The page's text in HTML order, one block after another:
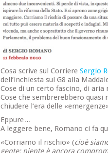
Cosa scrive sul Corriere Sergio
dell’inchiesta sul G8 alla
Cose di un certo fascino, di
Cose che sembrerebbero quasi
chiudere l’era delle
Eppure…
A leggere bene, Romano ci fa
«Corriamo il rischio» (cioè
gente: niente è ancora